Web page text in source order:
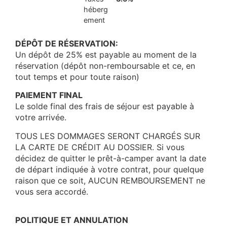
héberg
ement
DÉPÔT DE RÉSERVATION:
Un dépôt de 25% est payable au moment de la
réservation (dépôt non-remboursable et ce, en
tout temps et pour toute raison)
PAIEMENT FINAL
Le solde final des frais de séjour est payable à
votre arrivée.
TOUS LES DOMMAGES SERONT CHARGÉS SUR
LA CARTE DE CRÉDIT AU DOSSIER. Si vous
décidez de quitter le prêt-à-camper avant la date
de départ indiquée à votre contrat, pour quelque
raison que ce soit, AUCUN REMBOURSEMENT ne
vous sera accordé.
POLITIQUE ET ANNULATION